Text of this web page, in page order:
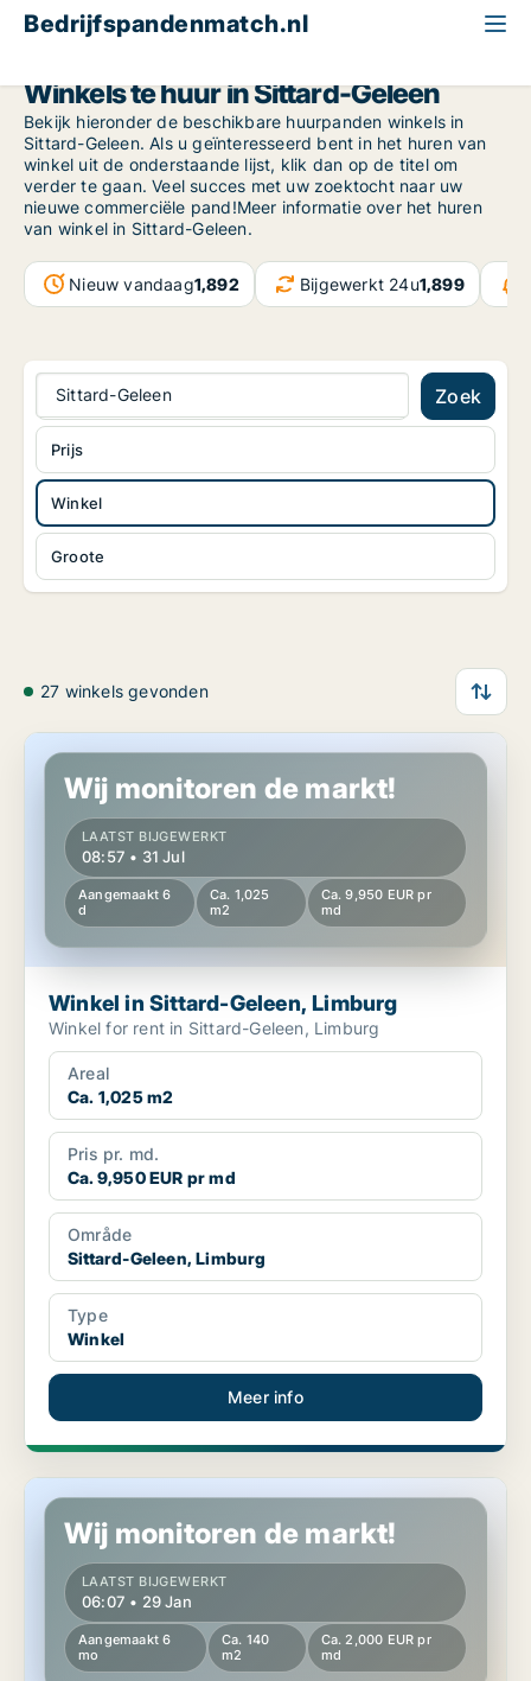
Bedrijfspandenmatch.nl
Winkels te huur in Sittard-Geleen
Bekijk hieronder de beschikbare huurpanden winkels in
Sittard-Geleen. Als u geïnteresseerd bent in het huren van
winkel uit de onderstaande lijst, klik dan op de titel om
verder te gaan. Veel succes met uw zoektocht naar uw
nieuwe commerciële pand!Meer informatie over het huren
van winkel in Sittard-Geleen.
Nieuw vandaag1,892 Bijgewerkt 24u1,899
Sittard-Geleen Zoek
Winkel
Groote
Prijs
27 winkels gevonden
Winkel in Sittard-Geleen, Limburg
Wij monitoren de markt!
LAATST BIJGEWERKT
08:57 • 31 Jul
Aangemaakt 6
d
Ca. 1,025
m2
Ca. 9,950 EUR pr
md
Winkel in Sittard-Geleen, Limburg
Winkel for rent in Sittard-Geleen, Limburg
Areal
Ca. 1,025 m2
Pris pr. md.
Ca. 9,950 EUR pr md
Område
Sittard-Geleen, Limburg
Type
Winkel
Meer info
Winkel in Sittard-Geleen, Limburg
Wij monitoren de markt!
LAATST BIJGEWERKT
06:07 • 29 Jan
Aangemaakt 6
mo
Ca. 140
m2
Ca. 2,000 EUR pr
md